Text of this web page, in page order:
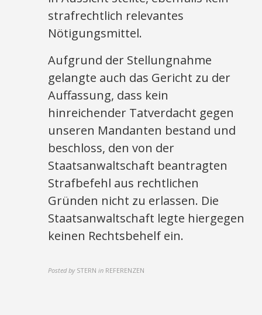
strafrechtlich relevantes
Nötigungsmittel.
Aufgrund der Stellungnahme
gelangte auch das Gericht zu der
Auffassung, dass kein
hinreichender Tatverdacht gegen
unseren Mandanten bestand und
beschloss, den von der
Staatsanwaltschaft beantragten
Strafbefehl aus rechtlichen
Gründen nicht zu erlassen. Die
Staatsanwaltschaft legte hiergegen
keinen Rechtsbehelf ein.
Posted by STERN in REFERENZEN